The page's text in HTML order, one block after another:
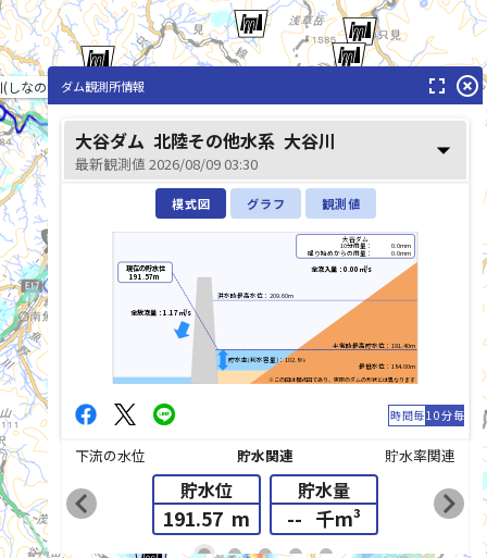
利根川(とねがわ)
しなのがわ)
list_alt
ダム観測所情報 fullscreen highlight_off
大谷ダム 北陸その他水系 大谷川
最新観測値 2026/08/09 03:30 arrow_drop_down
模式図 グラフ 観測値
※この図は模式図であり、実際のダムの形状とは異なります
洪水時最高水位：209.60m
平常時最高貯水位：191.40m
最低水位：184.00m
貯水率(利水容量)：102.8%
現在の貯水位
191.57m
全流入量：0.00㎥/s
全放流量：1.17㎥/s
大谷ダム
10分雨量： 0.0mm
降り始めからの雨量： 0.0mm
時間毎10分毎
下流の水位 貯水関連 貯水率関連
貯水位
191.57 m
貯水量
-- 千m³
chevron_left chevron_right